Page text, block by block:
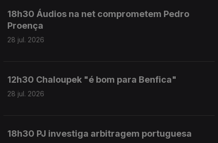
18h30 Áudios na net comprometem Pedro
Proença
28 jul. 2026
12h30 Chaloupek "é bom para Benfica"
28 jul. 2026
18h30 PJ investiga arbitragem portuguesa